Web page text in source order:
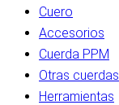
Cuero
Accesorios
Cuerda PPM
Otras cuerdas
Herramientas